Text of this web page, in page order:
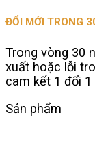
ĐỔI MỚI TRONG
Trong vòng 30
xuất hoặc lỗi
cam kết 1 đổi
Sản phẩm